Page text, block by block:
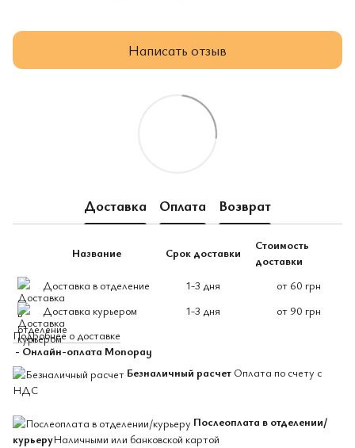
Написать отзыв
Доставка Оплата Возврат
Название Срок доставки
Стоимость
доставки
Доставка в отделение
1-3 дня
от 60 грн
Доставка курьером
1-3 дня
от 90 грн
Подробнее о доставке
- Онлайн-оплата Monopay
Безналичный расчет Оплата по счету с
НДС
Послеоплата в отделении/
курьеруНаличными или банковской картой